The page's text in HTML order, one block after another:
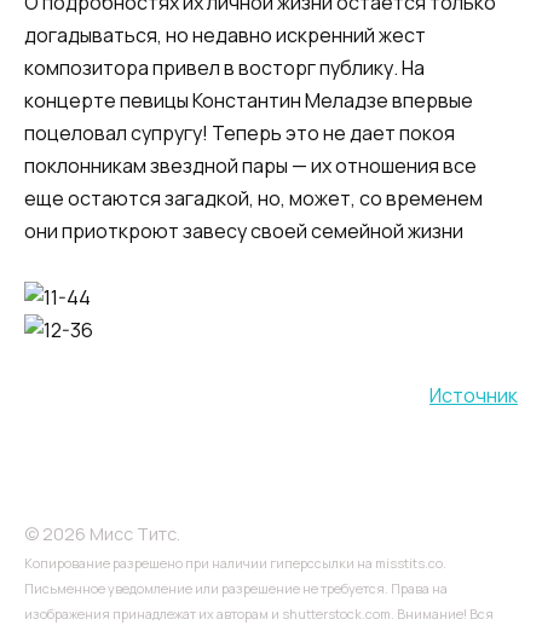
догадываться, но недавно искренний жест
композитора привел в восторг публику. На
концерте певицы Константин Меладзе впервые
поцеловал супругу! Теперь это не дает покоя
поклонникам звездной пары — их отношения все
еще остаются загадкой, но, может, со временем
они приоткроют завесу своей семейной жизни
Источник
© 2026 Мисс Титс.
Копирование разрешено при наличии гиперссылки на misstits.co.
Письменное уведомление или разрешение не требуется. Права на
изображения принадлежат их авторам и shutterstock.com. Внимание! Вся